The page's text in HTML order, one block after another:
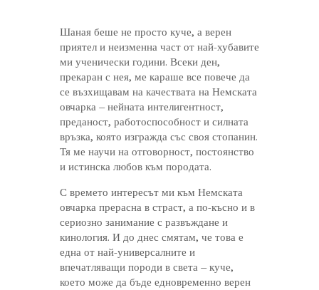
Шаная беше не просто куче, а верен
приятел и неизменна част от най-хубавите
ми ученически години. Всеки ден,
прекаран с нея, ме караше все повече да
се възхищавам на качествата на Немската
овчарка – нейната интелигентност,
преданост, работоспособност и силната
връзка, която изгражда със своя стопанин.
Тя ме научи на отговорност, постоянство
и истинска любов към породата.
С времето интересът ми към Немската
овчарка прерасна в страст, а по-късно и в
сериозно занимание с развъждане и
кинология. И до днес смятам, че това е
една от най-универсалните и
впечатляващи породи в света – куче,
което може да бъде едновременно верен